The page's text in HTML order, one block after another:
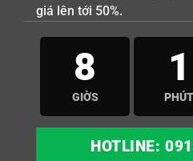
giá lên tới 50%.
8
GIỜS
1
PHÚT
HOTLINE: